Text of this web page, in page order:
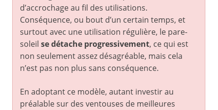
d’accrochage au fil des utilisations.
Conséquence, ou bout d’un certain temps, et
surtout avec une utilisation régulière, le pare-
soleil se détache progressivement, ce qui est
non seulement assez désagréable, mais cela
n’est pas non plus sans conséquence.
En adoptant ce modèle, autant investir au
préalable sur des ventouses de meilleures